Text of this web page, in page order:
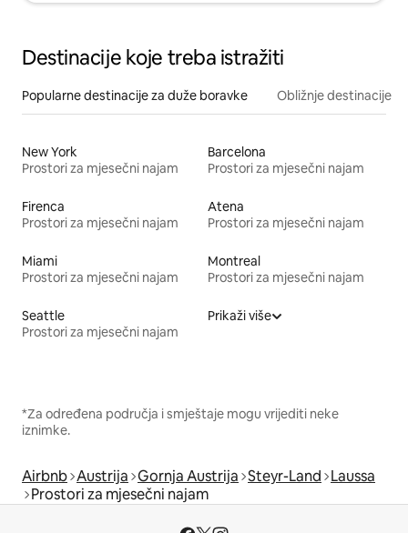
Destinacije koje treba istražiti
Popularne destinacije za duže boravke Obližnje destinacije
New York
Prostori za mjesečni najam
Barcelona
Prostori za mjesečni najam
Firenca
Prostori za mjesečni najam
Atena
Prostori za mjesečni najam
Miami
Prostori za mjesečni najam
Montreal
Prostori za mjesečni najam
Seattle
Prostori za mjesečni najam
Prikaži više
*Za određena područja i smještaje mogu vrijediti neke
iznimke.
Airbnb Austrija Gornja Austrija Steyr-Land Laussa
Prostori za mjesečni najam